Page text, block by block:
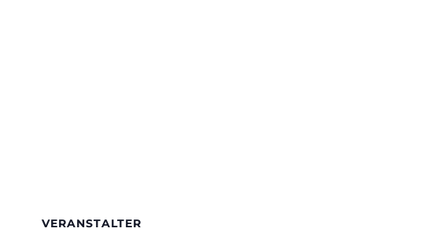
VERANSTALTER